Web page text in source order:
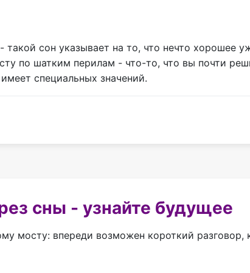
сон указывает на то, что нечто хорошее
по шатким перилам - что-то, что вы почти
специальных значений.
сны - узнайте будущее
мосту: впереди возможен короткий разговор,